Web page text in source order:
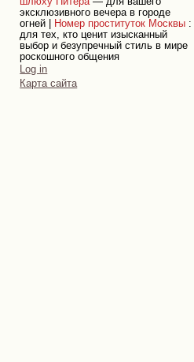
эксклюзивного вечера в городе
огней |
Номер проституток Москвы :
для тех, кто ценит изысканный
выбор и безупречный стиль в мире
роскошного общения
Personal
tools
Log in
Карта сайта